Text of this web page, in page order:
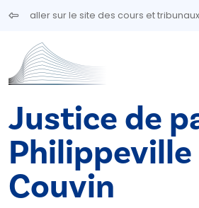
Aller au contenu principal
aller sur le site des cours et tribunaux
Justice de
Philippeville
Couvin